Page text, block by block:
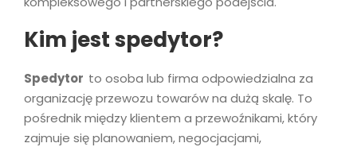
Kim jest spedytor?
Spedytor to osoba lub firma odpowiedzialna za
organizację przewozu towarów na dużą skalę. To
pośrednik między klientem a przewoźnikami, który
zajmuje się planowaniem, negocjacjami,